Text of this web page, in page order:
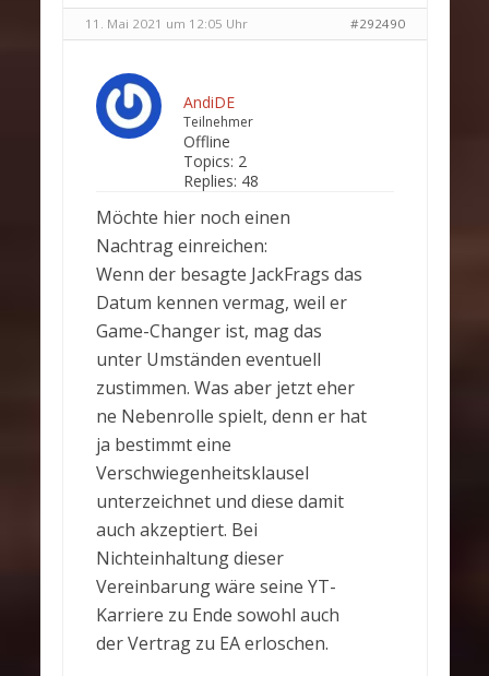
11. Mai 2021 um 12:05 Uhr #292490
AndiDE
Teilnehmer
Offline
Topics: 2
Replies: 48
Möchte hier noch einen
Nachtrag einreichen:
Wenn der besagte JackFrags das
Datum kennen vermag, weil er
Game-Changer ist, mag das
unter Umständen eventuell
zustimmen. Was aber jetzt eher
ne Nebenrolle spielt, denn er hat
ja bestimmt eine
Verschwiegenheitsklausel
unterzeichnet und diese damit
auch akzeptiert. Bei
Nichteinhaltung dieser
Vereinbarung wäre seine YT-
Karriere zu Ende sowohl auch
der Vertrag zu EA erloschen.